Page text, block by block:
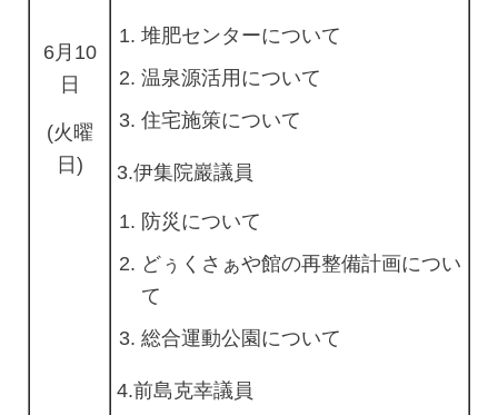
6月10
日
(火曜
日)
堆肥センターについて
温泉源活用について
住宅施策について
3.伊集院巖議員
防災について
どぅくさぁや館の再整備計画につい
て
総合運動公園について
4.前島克幸議員